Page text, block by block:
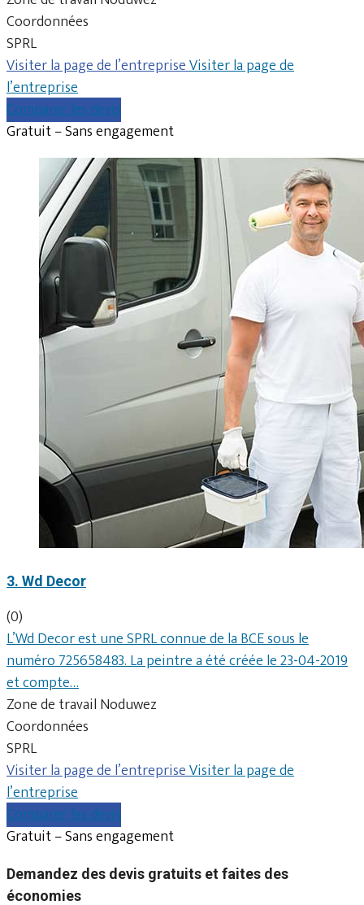
Coordonnées
SPRL
Visiter la page de l’entrepriseVisiter la page de
l’entreprise
Comparer les devis
Gratuit – Sans engagement
3. Wd Decor
(0)
L’Wd Decor est une SPRL connue de la BCE sous le
numéro 725658483. La peintre a été créée le 23-04-2019
et compte…
Zone de travail Noduwez
Coordonnées
SPRL
Visiter la page de l’entrepriseVisiter la page de
l’entreprise
Comparer les devis
Gratuit – Sans engagement
Demandez des devis gratuits et faites des
économies